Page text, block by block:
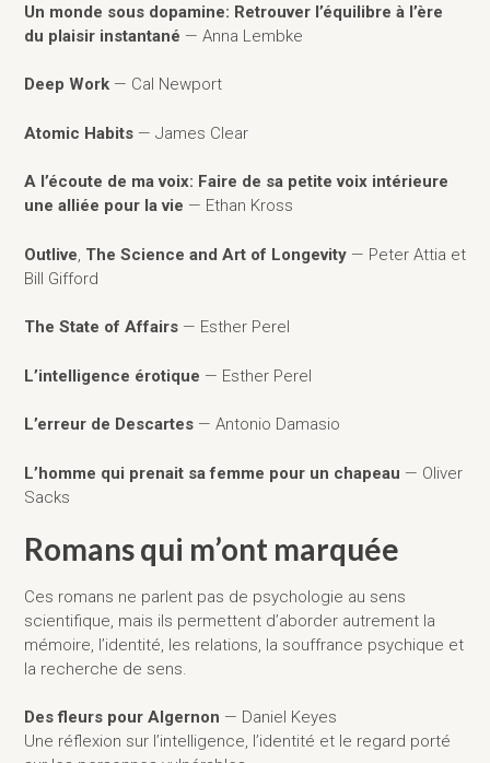
Un monde sous dopamine: Retrouver l’équilibre à l’ère
du plaisir instantané — Anna Lembke
Deep Work — Cal Newport
Atomic Habits — James Clear
A l’écoute de ma voix: Faire de sa petite voix intérieure
une alliée pour la vie — Ethan Kross
Outlive, The Science and Art of Longevity — Peter Attia et
Bill Gifford
The State of Affairs — Esther Perel
L’intelligence érotique — Esther Perel
L’erreur de Descartes — Antonio Damasio
L’homme qui prenait sa femme pour un chapeau — Oliver
Sacks
Romans qui m’ont marquée
Ces romans ne parlent pas de psychologie au sens
scientifique, mais ils permettent d’aborder autrement la
mémoire, l’identité, les relations, la souffrance psychique et
la recherche de sens.
Des fleurs pour Algernon — Daniel Keyes
Une réflexion sur l’intelligence, l’identité et le regard porté